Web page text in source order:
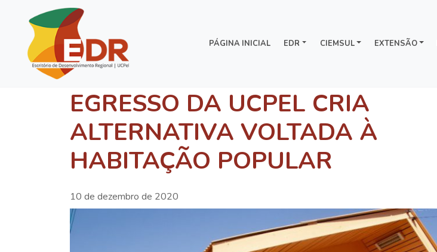
PÁGINA INICIAL EDR CIEMSUL EXTENSÃO
EGRESSO DA UCPEL CRIA
ALTERNATIVA VOLTADA À
HABITAÇÃO POPULAR
10 de dezembro de 2020